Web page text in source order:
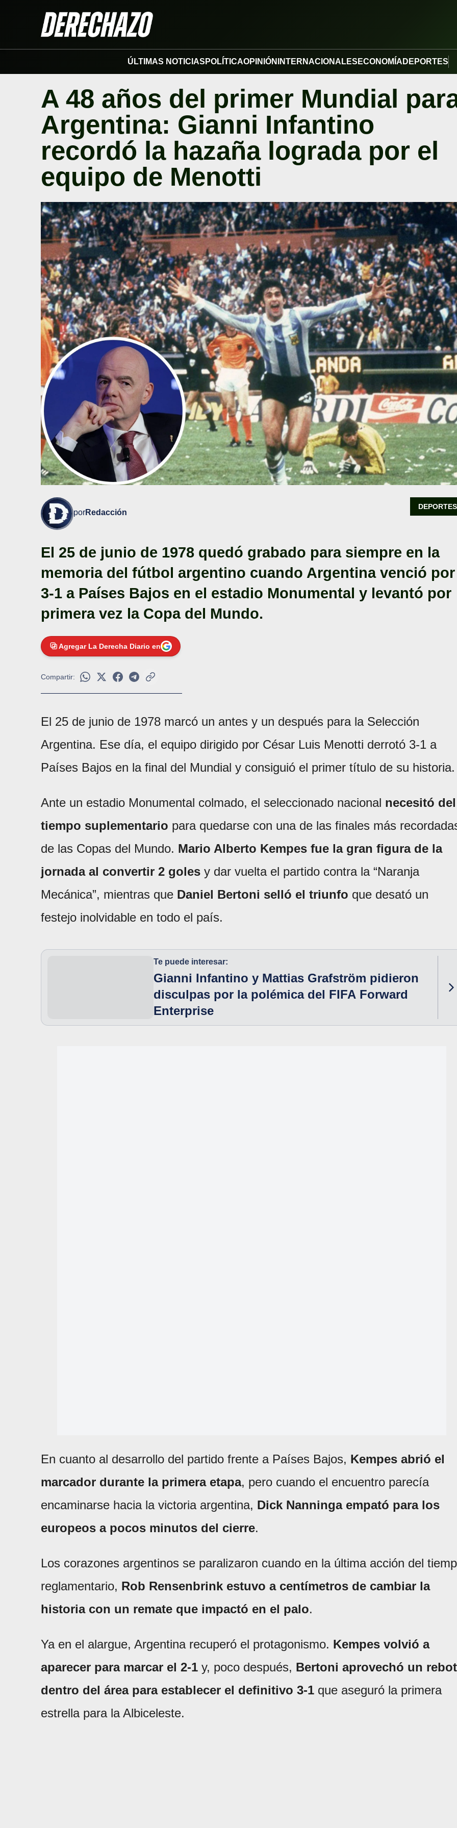
ÚLTIMAS NOTICIAS POLÍTICAOPINIÓN INTERNACIONALES ECONOMÍA DEPORTES
A 48 años del primer Mundial
Argentina: Gianni Infantino
recordó la hazaña lograda por el
equipo de Menotti
porRedacción
DEPORTES
El 25 de junio de 1978 quedó grabado para siempre en la
memoria del fútbol argentino cuando Argentina venció por
3-1 a Países Bajos en el estadio Monumental y levantó por
primera vez la Copa del Mundo.
Agregar La Derecha Diario en
Compartir:
El 25 de junio de 1978 marcó un antes y un después para la Selección
Argentina. Ese día, el equipo dirigido por César Luis Menotti derrotó 3-1 a
Países Bajos en la final del Mundial y consiguió el primer título de su historia.
Ante un estadio Monumental colmado, el seleccionado nacional necesitó del
tiempo suplementario para quedarse con una de las finales más
de las Copas del Mundo. Mario Alberto Kempes fue la gran figura de la
jornada al convertir 2 goles y dar vuelta el partido contra la “Naranja
Mecánica”, mientras que Daniel Bertoni selló el triunfo que desató un
festejo inolvidable en todo el país.
Te puede interesar:
Gianni Infantino y Mattias Grafström pidieron
disculpas por la polémica del FIFA Forward
Enterprise
En cuanto al desarrollo del partido frente a Países Bajos, Kempes abrió el
marcador durante la primera etapa, pero cuando el encuentro parecía
encaminarse hacia la victoria argentina, Dick Nanninga empató para los
europeos a pocos minutos del cierre.
Los corazones argentinos se paralizaron cuando en la última acción del
reglamentario, Rob Rensenbrink estuvo a centímetros de cambiar la
historia con un remate que impactó en el palo.
Ya en el alargue, Argentina recuperó el protagonismo. Kempes volvió a
aparecer para marcar el 2-1 y, poco después, Bertoni aprovechó un
dentro del área para establecer el definitivo 3-1 que aseguró la primera
estrella para la Albiceleste.